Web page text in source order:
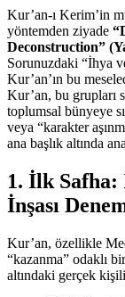
Kur’an-ı Kerim’in
yöntemden ziyade
Deconstruction”
Sorunuzdaki “İhya
Kur’an’ın bu
Kur’an, bu grupları
toplumsal bünyeye
veya “karakter
ana başlık altında
1. İlk
İnşası
Kur’an, özellikle
“kazanma” odaklı
altındaki gerçek